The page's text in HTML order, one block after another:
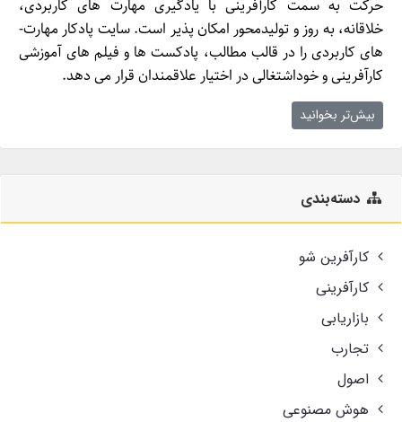
حرکت به سمت کارآفرینی با یادگیری مهارت­ های کاربردی،
خلاقانه، به روز و تولیدمحور امکان­ پذیر است. سایت پادکار مهارت­
های کاربردی را در قالب مطالب، پادکست­ ها و فیلم ­های آموزشی
کارآفرینی و خوداشتغالی در اختیار علاقمندان قرار می ­دهد.
بیش‌تر بخوانید
دسته‌بندی
کارآفرین شو
کارآفرینی
بازاریابی
تجارب
اصول
هوش مصنوعی